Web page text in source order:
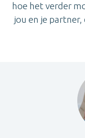
hoe het verder
jou en je partner,